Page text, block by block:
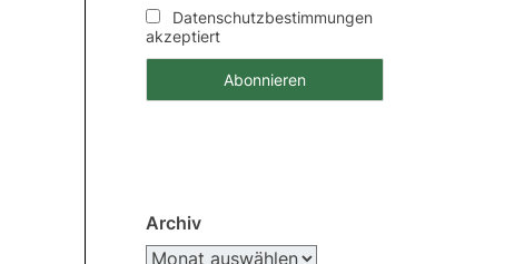
Datenschutzbestimmungen
akzeptiert
Archiv